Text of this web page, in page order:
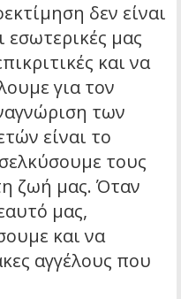
δεν είναι
μας
και να
για τον
των
είναι το
τους
ζωή μας. Όταν
μας,
και να
αγγέλους που